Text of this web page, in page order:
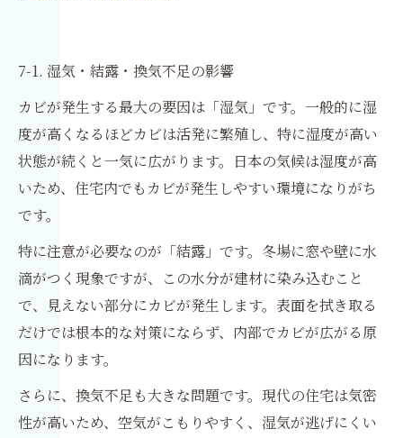
7-1. 湿気・結露・換気不足の影響
カビが発生する最大の要因は「湿気」です。一般的に湿
度が高くなるほどカビは活発に繁殖し、特に湿度が高い
状態が続くと一気に広がります。日本の気候は湿度が高
いため、住宅内でもカビが発生しやすい環境になりがち
です。
特に注意が必要なのが「結露」です。冬場に窓や壁に水
滴がつく現象ですが、この水分が建材に染み込むこと
で、見えない部分にカビが発生します。表面を拭き取る
だけでは根本的な対策にならず、内部でカビが広がる原
因になります。
さらに、換気不足も大きな問題です。現代の住宅は気密
性が高いため、空気がこもりやすく、湿気が逃げにくい